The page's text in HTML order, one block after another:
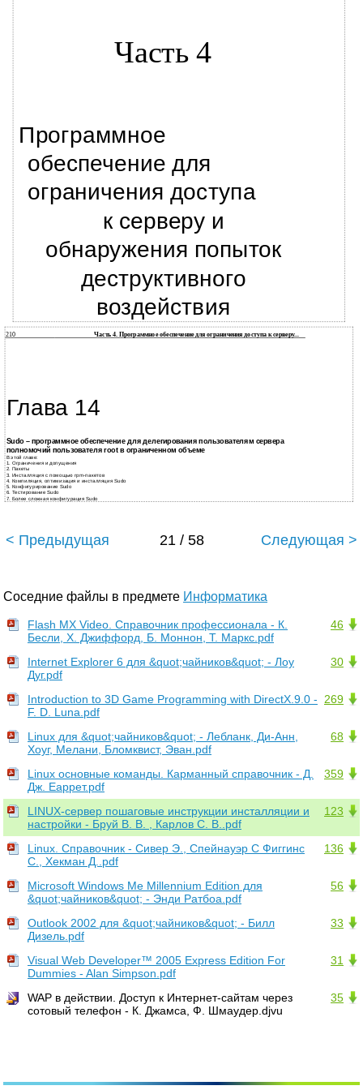
Часть 4
Программное
обеспечение для
ограничения доступа
к серверу и
обнаружения попыток
деструктивного
воздействия
210 Часть 4. Программное обеспечение для ограничения доступа к серверу...
Глава 14
Sudo – программное обеспечение для делегирования пользователям сервера
полномочий пользователя root в ограниченном объеме
В этой главе:
1. Ограничения и допущения
2. Пакеты
3. Инсталляция с помощью rpm-пакетов
4. Компиляция, оптимизация и инсталляция Sudo
5. Конфигурирование Sudo
6. Тестирование Sudo
7. Более сложная конфигурация Sudo
< Предыдущая 21 / 58 Следующая >
Соседние файлы в предмете Информатика
46
Flash MX Video. Справочник профессионала - К.
Бесли, X. Джиффорд, Б. Моннон, Т. Маркс.pdf
30
Internet Explorer 6 для &quot;чайников&quot; - Лоу
Дуг.pdf
269
Introduction to 3D Game Programming with DirectX.9.0 -
F. D. Luna.pdf
68
Linux для &quot;чайников&quot; - Лебланк, Ди-Анн,
Хоуг, Мелани, Бломквист, Эван.pdf
359
Linux основные команды. Карманный справочник - Д.
Дж. Еаррет.pdf
123
LINUX-сервер пошаговые инструкции инсталляции и
настройки - Бруй В. В. , Карлов С. В..pdf
136
Linux. Справочник - Сивер Э., Спейнауэр С Фиггинс
С., Хекман Д..pdf
56
Microsoft Windows Me Millennium Edition для
&quot;чайников&quot; - Энди Ратбоа.pdf
33
Outlook 2002 для &quot;чайников&quot; - Билл
Дизель.pdf
31
Visual Web Developer™ 2005 Express Edition For
Dummies - Alan Simpson.pdf
35
WAP в действии. Доступ к Интернет-сайтам через
сотовый телефон - К. Джамса, Ф. Шмаудер.djvu